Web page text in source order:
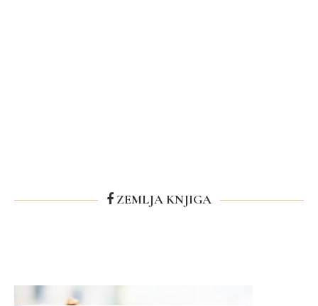
ZEMLJA KNJIGA